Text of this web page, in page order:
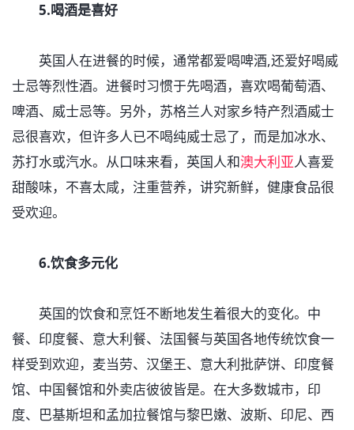
5.喝酒是喜好
英国人在进餐的时候，通常都爱喝啤酒,还爱好喝威
士忌等烈性酒。进餐时习惯于先喝酒，喜欢喝葡萄酒、
啤酒、威士忌等。另外，苏格兰人对家乡特产烈酒威士
忌很喜欢，但许多人已不喝纯威士忌了，而是加冰水、
苏打水或汽水。从口味来看，英国人和澳大利亚人喜爱
甜酸味，不喜太咸，注重营养，讲究新鲜，健康食品很
受欢迎。
6.饮食多元化
英国的饮食和烹饪不断地发生着很大的变化。中
餐、印度餐、意大利餐、法国餐与英国各地传统饮食一
样受到欢迎，麦当劳、汉堡王、意大利批萨饼、印度餐
馆、中国餐馆和外卖店彼彼皆是。在大多数城市，印
度、巴基斯坦和孟加拉餐馆与黎巴嫩、波斯、印尼、西